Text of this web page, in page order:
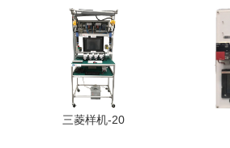
三菱样机-20